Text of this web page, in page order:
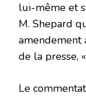
lui-même et
M. Shepard
amendement
de la presse,
Le